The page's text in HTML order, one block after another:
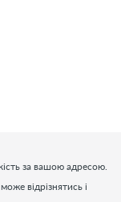
за вашою адресою.
відрізнятись і